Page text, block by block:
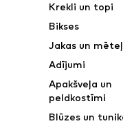
Krekli un topi
Bikses
Jakas un
Adījumi
Apakšveļa un
peldkostīmi
Blūzes un